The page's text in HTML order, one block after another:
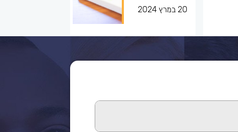
20 במרץ 2024